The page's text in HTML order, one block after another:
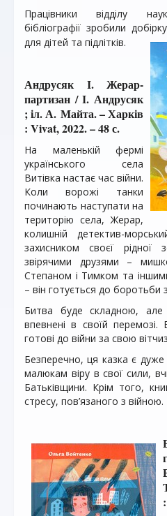
Працівники відділу
бібліографії зробили
для дітей та підлітків.
Андрусяк І. Жерар-
партизан / І. Андрусяк
; іл. А. Майта. – Харків
: Vivat, 2022. – 48 с.
На маленькій фермі
українського села
Витівка настає час війни.
Коли ворожі танки
починають наступати на
територію села, Жерар,
колишній детектив-
захисником своєї рідної
звірячими друзями –
Степаном і Тимком та
– він готується до боротьби
Битва буде складною,
впевнені в своїй
готові до війни за свою
Безперечно, ця казка є
малюкам віру в свої сили,
Батьківщини. Крім того,
стресу, пов’язаного з війною.